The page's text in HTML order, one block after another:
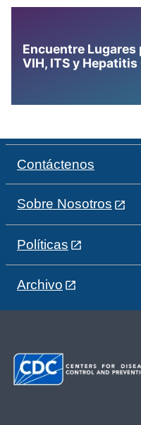
Encuentre Lugares
VIH, ITS y
Contáctenos
Sobre Nosotros
Políticas
Archivo